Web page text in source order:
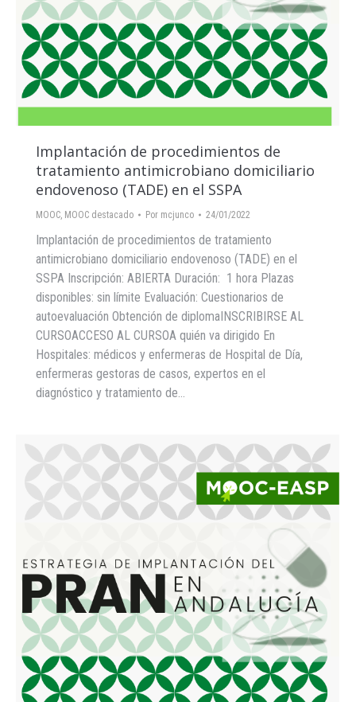
Implantación de procedimientos de
tratamiento antimicrobiano domiciliario
endovenoso (TADE) en el SSPA
MOOC, MOOC destacado Por mcjunco 24/01/2022
Implantación de procedimientos de tratamiento
antimicrobiano domiciliario endovenoso (TADE) en el
SSPA Inscripción: ABIERTA Duración: 1 hora Plazas
disponibles: sin límite Evaluación: Cuestionarios de
autoevaluación Obtención de diplomaINSCRIBIRSE AL
CURSOACCESO AL CURSOA quién va dirigido En
Hospitales: médicos y enfermeras de Hospital de Día,
enfermeras gestoras de casos, expertos en el
diagnóstico y tratamiento de…